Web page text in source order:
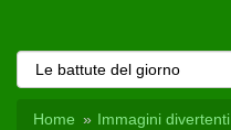
Home Immagini divertenti